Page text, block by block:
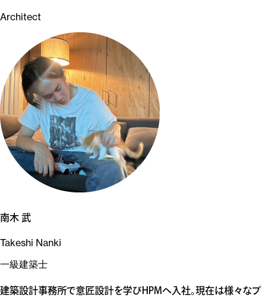
Architect
南木 武
Takeshi Nanki
一級建築士
建築設計事務所で意匠設計を学びHPMへ入社。現在は様々なプ